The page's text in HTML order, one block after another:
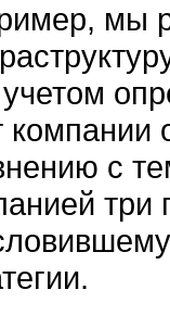
мы
компании
с
три